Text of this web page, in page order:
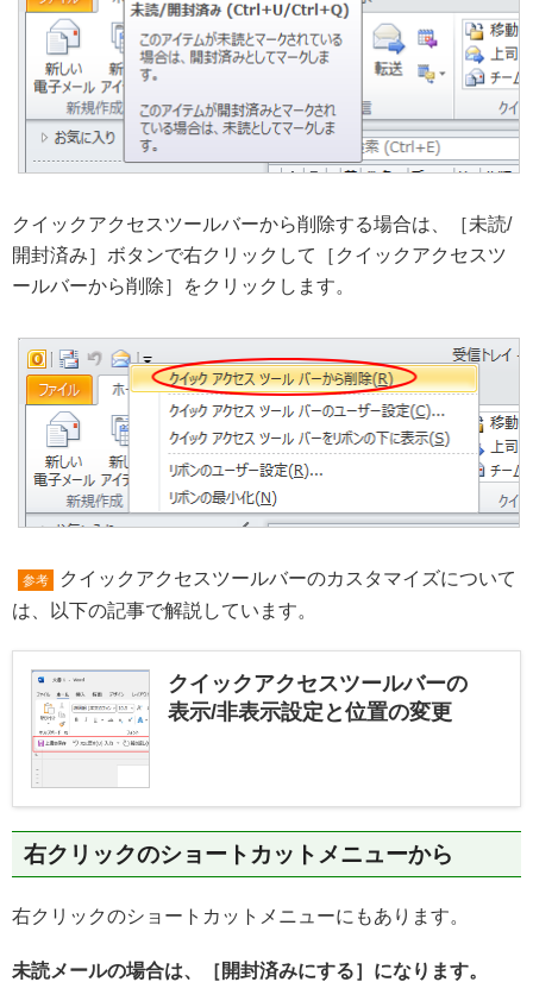
クイックアクセスツールバーから削除する場合は、［未読/
開封済み］ボタンで右クリックして［クイックアクセスツ
ールバーから削除］をクリックします。
参考
クイックアクセスツールバーのカスタマイズについて
は、以下の記事で解説しています。
クイックアクセスツールバーの
表示/非表示設定と位置の変更
右クリックのショートカットメニューから
右クリックのショートカットメニューにもあります。
未読メールの場合は、［開封済みにする］になります。